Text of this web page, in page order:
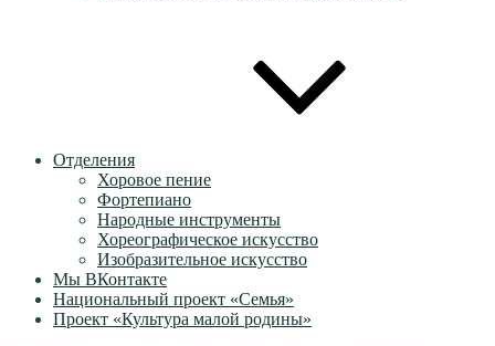
Отделения
Хоровое пение
Фортепиано
Народные инструменты
Хореографическое искусство
Изобразительное искусство
Мы ВКонтакте
Национальный проект «Семья»
Проект «Культура малой родины»